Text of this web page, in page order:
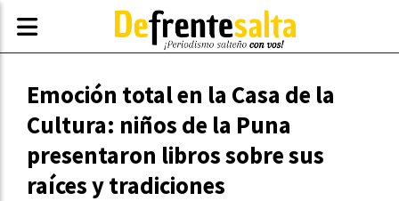
Emoción total en la Casa de la
Cultura: niños de la Puna
presentaron libros sobre sus
raíces y tradiciones